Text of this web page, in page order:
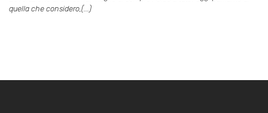
quella che considero,(...)